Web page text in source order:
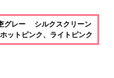
グレー シルクスクリーン
ットピンク、ライトピンク